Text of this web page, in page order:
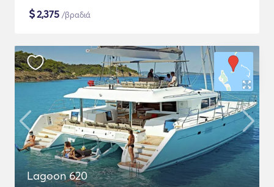
$2,375 /βραδιά
Lagoon 620